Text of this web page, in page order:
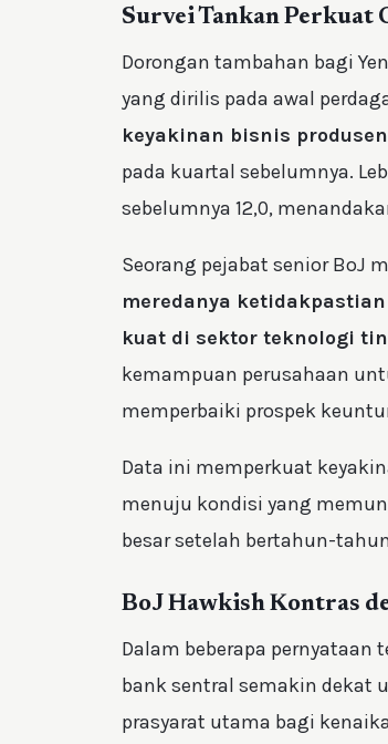
Survei Tankan Perkuat
Dorongan tambahan bagi
yang dirilis pada awal
keyakinan bisnis
pada kuartal sebelumnya.
sebelumnya 12,0,
Seorang pejabat senior BoJ
meredanya
kuat di sektor teknologi
kemampuan perusahaan
memperbaiki prospek
Data ini memperkuat
menuju kondisi yang
besar setelah bertahun-
BoJ Hawkish Kontras
Dalam beberapa pernyataan
bank sentral semakin dekat
prasyarat utama bagi